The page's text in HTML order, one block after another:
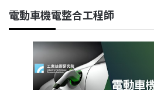
電動車機電整合工程師